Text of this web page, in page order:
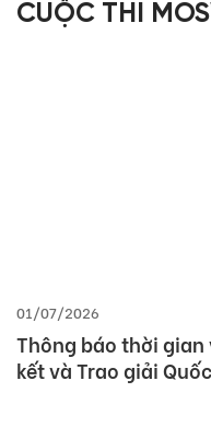
CUỘC THI
01/07/2026
Thông báo thời gian
kết và Trao giải